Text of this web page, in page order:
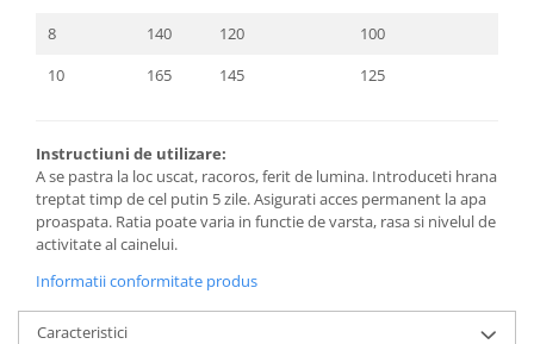
8
140 120
100
10
165 145 125
Instructiuni de utilizare:
A se pastra la loc uscat, racoros, ferit de lumina. Introduceti hrana
treptat timp de cel putin 5 zile. Asigurati acces permanent la apa
proaspata. Ratia poate varia in functie de varsta, rasa si nivelul de
activitate al cainelui.
Informatii conformitate produs
Caracteristici